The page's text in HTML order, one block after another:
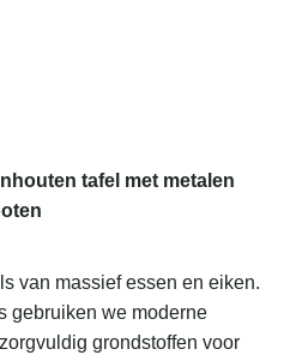
tafel met metalen
van massief essen en eiken.
gebruiken we moderne
grondstoffen voor